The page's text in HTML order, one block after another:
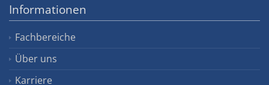
Informationen
Fachbereiche
Über uns
Karriere